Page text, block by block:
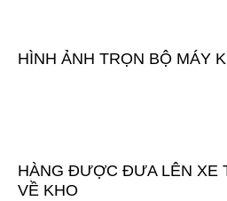
HÌNH ẢNH TRỌN BỘ MÁY
HÀNG ĐƯỢC ĐƯA LÊN XE
VỀ KHO